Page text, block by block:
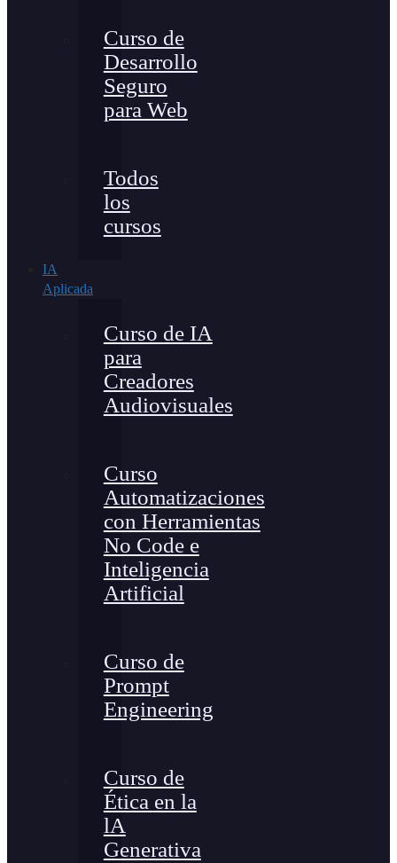
Curso de
Desarrollo
Seguro
para Web
Todos
los
cursos
IA
Aplicada
Curso de IA
para
Creadores
Audiovisuales
Curso
Automatizaciones
con Herramientas
No Code e
Inteligencia
Artificial
Curso de
Prompt
Engineering
Curso de
Ética en la
lA
Generativa